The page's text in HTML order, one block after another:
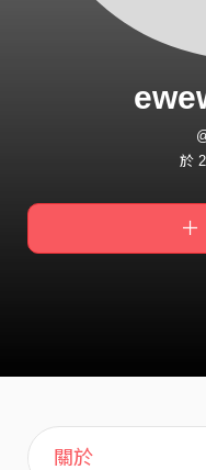
於
＋
主頁
喜歡
關於